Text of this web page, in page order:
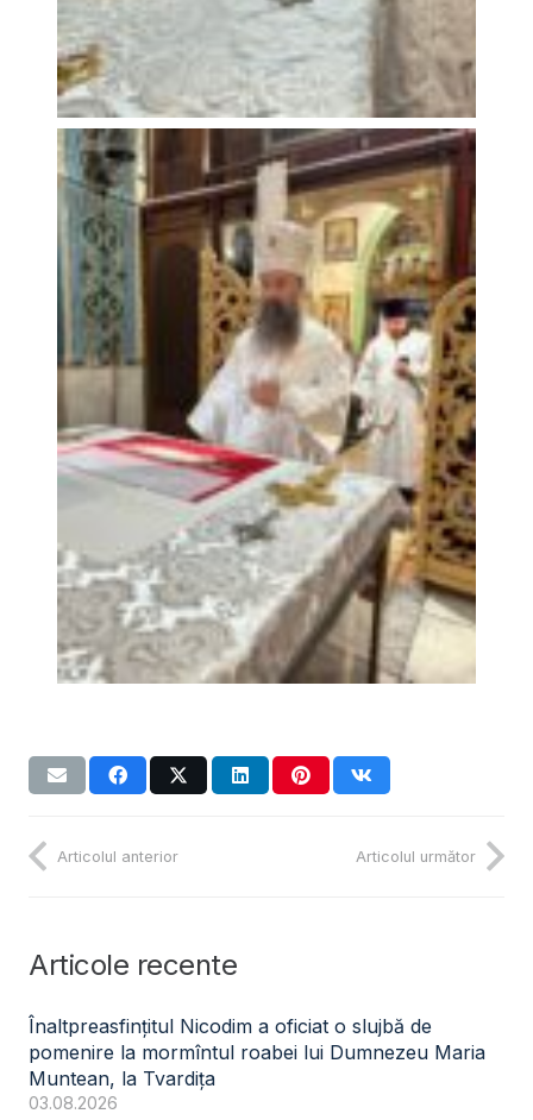
Articolul anterior Articolul următor
Articole recente
Înaltpreasfințitul Nicodim a oficiat o slujbă de
pomenire la mormîntul roabei lui Dumnezeu Maria
Muntean, la Tvardița
03.08.2026